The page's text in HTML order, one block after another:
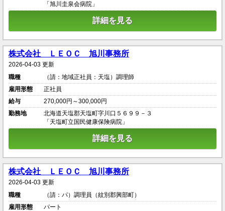
「旭川圭泉会病院」
詳細を見る
株式会社 ＬＥＯＣ 旭川事務所
2026-04-03 更新
職種
（請：地域正社員：天塩）調理師
雇用形態
正社員
給与
270,000円～300,000円
勤務地
北海道天塩郡天塩町字川口５６９９－３
「天塩町立国民健康保険病院」
詳細を見る
株式会社 ＬＥＯＣ 旭川事務所
2026-04-03 更新
職種
（請：パ）調理員（紋別郡興部町）
雇用形態
パート